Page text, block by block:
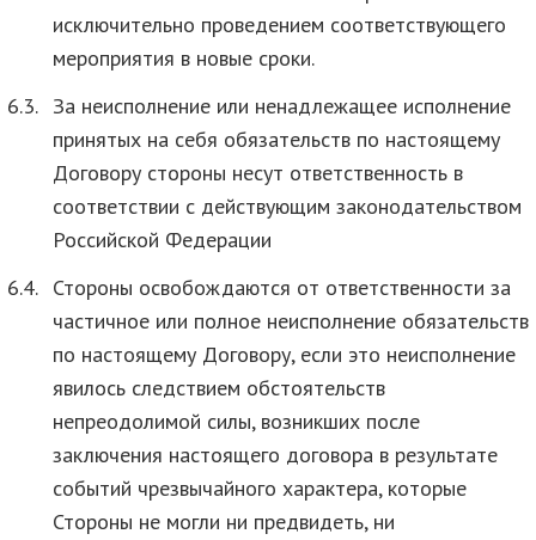
исключительно проведением соответствующего
мероприятия в новые сроки.
6.3. За неисполнение или ненадлежащее исполнение
принятых на себя обязательств по настоящему
Договору стороны несут ответственность в
соответствии с действующим законодательством
Российской Федерации
6.4. Стороны освобождаются от ответственности за
частичное или полное неисполнение обязательств
по настоящему Договору, если это неисполнение
явилось следствием обстоятельств
непреодолимой силы, возникших после
заключения настоящего договора в результате
событий чрезвычайного характера, которые
Стороны не могли ни предвидеть, ни